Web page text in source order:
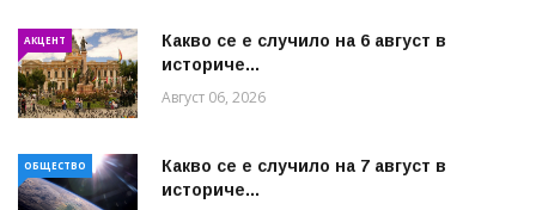
АКЦЕНТ
Какво се е случило на 6 август в
историче...
Август 06, 2026
ОБЩЕСТВО
Какво се е случило на 7 август в
историче...